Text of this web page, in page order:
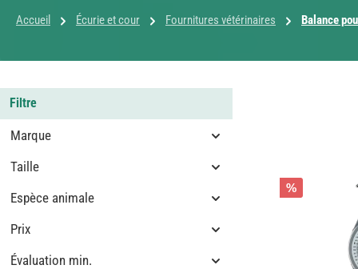
Accueil Écurie et cour Fournitures vétérinaires Balance
Filtre
Marque
Taille
Espèce animale
Prix
Évaluation min.
%